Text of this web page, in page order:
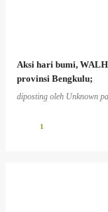
Aksi hari bumi,
provinsi Bengkulu;
diposting oleh Unknown
1